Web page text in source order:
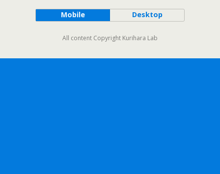
Mobile Desktop
All content Copyright Kurihara Lab